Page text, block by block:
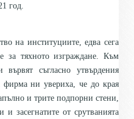
год.
на институциите, едва сега
за тяхното изграждане. Към
вървят съгласно утвърдения
фирма ни увериха, че до края
и трите подпорни стени,
засегнатите от срутванията